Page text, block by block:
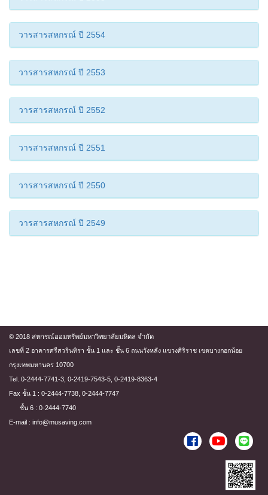
วารสารสหกรณ์ ปี 2554
วารสารสหกรณ์ ปี 2553
วารสารสหกรณ์ ปี 2552
วารสารสหกรณ์ ปี 2551
วารสารสหกรณ์ ปี 2550
วารสารสหกรณ์ ปี 2549
© 2018 สหกรณ์ออมทรัพย์มหาวิทยาลัยมหิดล จำกัด
เลขที่ 2 อาคารศรีสวรินทิรา ชั้น 1 และ ชั้น 6 ถนนวังหลัง แขวงศิริราช เขตบางกอกน้อย
กรุงเทพมหานคร 10700
Tel. 0-2444-7741-3, 0-2419-7543-5, 0-2419-8363-4
Fax ชั้น 1 : 0-2444-7738, 0-2444-7747
ชั้น 6 : 0-2444-7740
E-mail : info@musaving.com